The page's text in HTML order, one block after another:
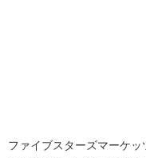
ファイブスターズマーケ